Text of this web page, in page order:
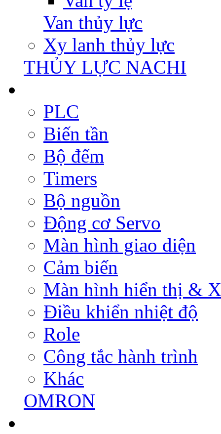
Van thủy lực
Xy lanh thủy lực
THỦY LỰC NACHI
PLC
Biến tần
Bộ đếm
Timers
Bộ nguồn
Động cơ Servo
Màn hình giao diện
Cảm biến
Màn hình hiển thị &
Điều khiển nhiệt độ
Role
Công tắc hành trình
Khác
OMRON